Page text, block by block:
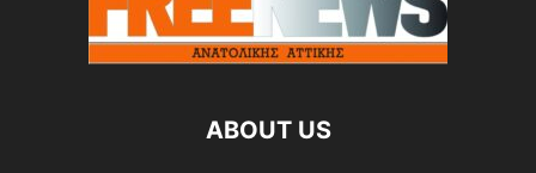
ABOUT US